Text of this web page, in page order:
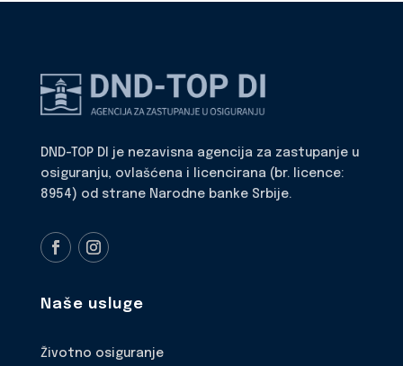
DND-TOP DI je nezavisna agencija za zastupanje u
osiguranju, ovlašćena i licencirana (br. licence:
8954) od strane Narodne banke Srbije.
Naše usluge
Životno osiguranje